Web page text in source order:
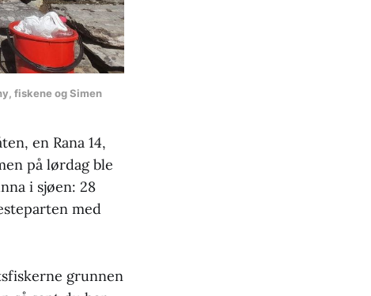
fiskene og Simen
en Rana 14,
på lørdag ble
i sjøen: 28
med
grunnen